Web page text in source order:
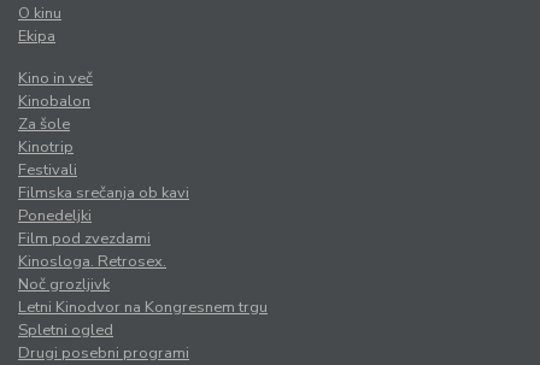
O kinu
Ekipa
Kino in več
Kinobalon
Za šole
Kinotrip
Festivali
Filmska srečanja ob kavi
Ponedeljki
Film pod zvezdami
Kinosloga. Retrosex.
Noč grozljivk
Letni Kinodvor na Kongresnem trgu
Spletni ogled
Drugi posebni programi